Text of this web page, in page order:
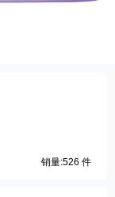
销量:526 件